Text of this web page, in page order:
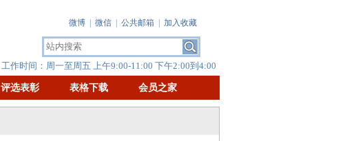
工作时间：周一至周五 上午9:00-11:00 下午2:00到4:00
微博 微信 公共邮箱 加入收藏
评选表彰 表格下载 会员之家